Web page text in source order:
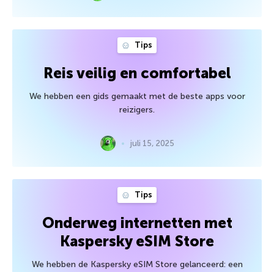
Tips
Reis veilig en comfortabel
We hebben een gids gemaakt met de beste apps voor
reizigers.
juli 15, 2025
Tips
Onderweg internetten met
Kaspersky eSIM Store
We hebben de Kaspersky eSIM Store gelanceerd: een